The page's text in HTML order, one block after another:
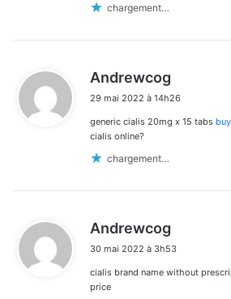
chargement…
Andrewcog
t
29 mai 2022 à 14h26
generic cialis 20mg x 15 tabs
cialis online?
chargement…
Andrewcog
t
30 mai 2022 à 3h53
cialis brand name without
price